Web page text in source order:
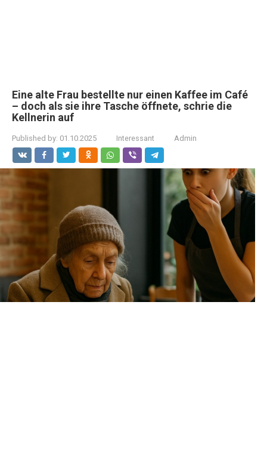
Eine alte Frau bestellte nur einen Kaffee im Café
– doch als sie ihre Tasche öffnete, schrie die
Kellnerin auf
Published by: 01.10.2025 Interessant Admin